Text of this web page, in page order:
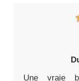
Une vraie